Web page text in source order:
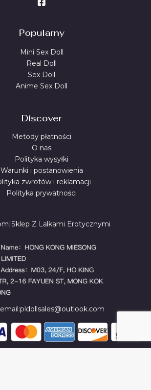
Popularny
Mini Sex Doll
Real Doll
Sex Doll
Anime Sex Doll
Discover
Metody płatności
O nas
Polityka wysyłki
Warunki i postanowienia
zwrotów i reklamacji
Polityka prywatności
Z Lalkami Erotycznymi
pldollsales@outlook.com